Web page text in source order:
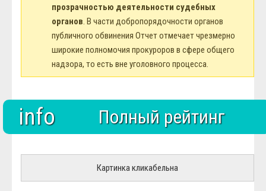
прозрачностью деятельности судебных
органов. В части добропорядочности органов
публичного обвинения Отчет отмечает чрезмерно
широкие полномочия прокуроров в сфере общего
надзора, то есть вне уголовного процесса.
info Полный рейтинг
Картинка кликабельна